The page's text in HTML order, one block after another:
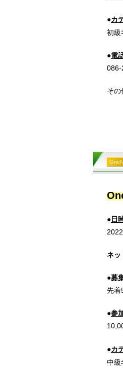
●カ
初級
●電
086-
その
●日
ネ
●募
先着
●参
●カ
中級